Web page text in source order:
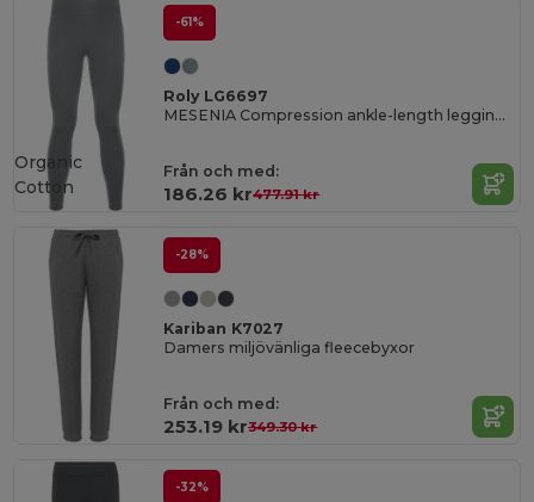
-61%
Roly LG6697
MESENIA Compression ankle-length leggings
Från och med:
186.26 kr477.91 kr
Organic
Cotton
-28%
Kariban K7027
Damers miljövänliga fleecebyxor
Från och med:
253.19 kr349.30 kr
-32%